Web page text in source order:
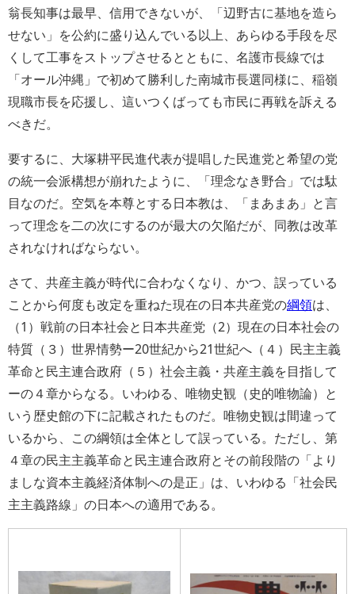
翁長知事は最早、信用できないが、「辺野古に基地を造ら
せない」を公約に盛り込んでいる以上、あらゆる手段を尽
くして工事をストップさせるとともに、名護市長線では
「オール沖縄」で初めて勝利した南城市長選同様に、稲嶺
現職市長を応援し、這いつくばっても市民に再戦を訴える
べきだ。
要するに、大塚耕平民進代表が提唱した民進党と希望の党
の統一会派構想が崩れたように、「理念なき野合」では駄
目なのだ。空気を本尊とする日本教は、「まあまあ」と言
って理念を二の次にするのが最大の欠陥だが、同教は改革
されなければならない。
さて、共産主義が時代に合わなくなり、かつ、誤っている
ことから何度も改定を重ねた現在の日本共産党の綱領は、
（1）戦前の日本社会と日本共産党（2）現在の日本社会の
特質（３）世界情勢ー20世紀から21世紀へ（４）民主主義
革命と民主連合政府（５）社会主義・共産主義を目指して
ーの４章からなる。いわゆる、唯物史観（史的唯物論）と
いう歴史館の下に記載されたものだ。唯物史観は間違って
いるから、この綱領は全体として誤っている。ただし、第
４章の民主主義革命と民主連合政府とその前段階の「より
ましな資本主義経済体制への是正」は、いわゆる「社会民
主主義路線」の日本への適用である。